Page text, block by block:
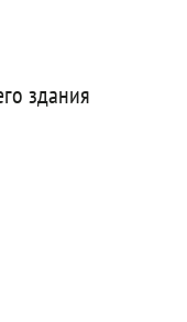
здания